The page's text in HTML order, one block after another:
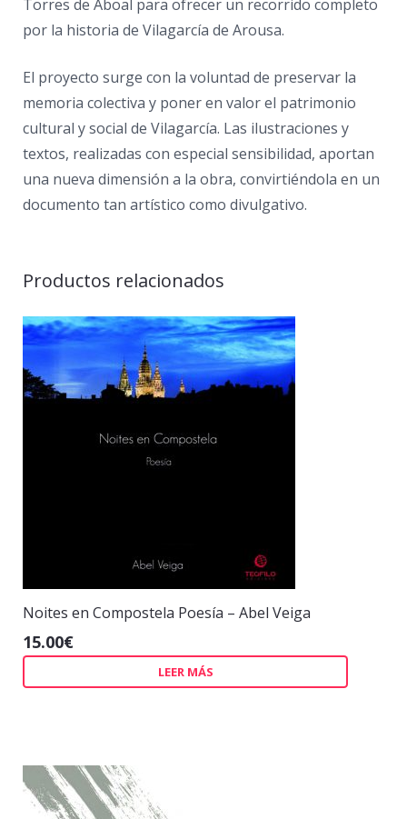
Torres de Aboal para ofrecer un recorrido completo
por la historia de Vilagarcía de Arousa.
El proyecto surge con la voluntad de preservar la
memoria colectiva y poner en valor el patrimonio
cultural y social de Vilagarcía. Las ilustraciones y
textos, realizadas con especial sensibilidad, aportan
una nueva dimensión a la obra, convirtiéndola en un
documento tan artístico como divulgativo.
Productos relacionados
Noites en Compostela Poesía – Abel Veiga
15.00€
LEER MÁS